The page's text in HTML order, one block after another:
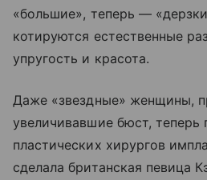
«большие», теперь —
котируются естественные
упругость и красота.
Даже «звездные» женщины,
увеличивавшие бюст, теперь
пластических хирургов
сделала британская певица